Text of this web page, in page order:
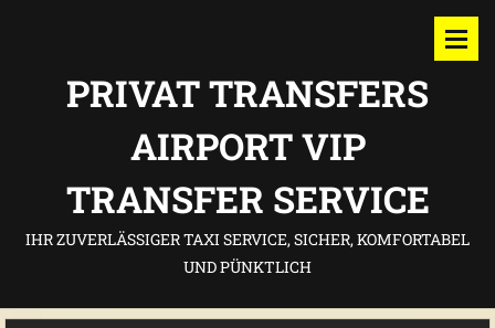
PRIVAT TRANSFERS
AIRPORT VIP
TRANSFER SERVICE
IHR ZUVERLÄSSIGER TAXI SERVICE, SICHER, KOMFORTABEL
UND PÜNKTLICH